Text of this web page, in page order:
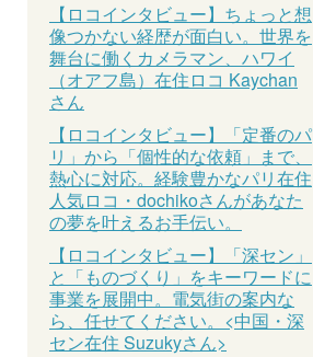
【ロコインタビュー】ちょっと想
像つかない経歴が面白い。世界を
舞台に働くカメラマン、ハワイ
（オアフ島）在住ロコ Kaychan
さん
【ロコインタビュー】「定番のパ
リ」から「個性的な依頼」まで、
熱心に対応。経験豊かなパリ在住
人気ロコ・dochikoさんがあなた
の夢を叶えるお手伝い。
【ロコインタビュー】「深セン」
と「ものづくり」をキーワードに
事業を展開中。電気街の案内な
ら、任せてください。<中国・深
セン在住 Suzukyさん>